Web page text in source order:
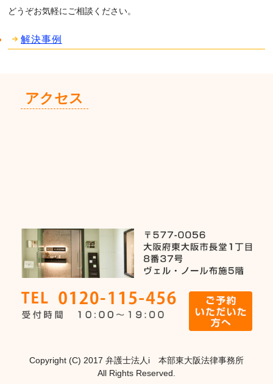
どうぞお気軽にご相談ください。
解決事例
アクセス
Copyright (C) 2017 弁護士法人i 本部東大阪法律事務所
All Rights Reserved.